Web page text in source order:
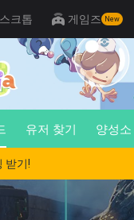
크톱 게임즈 New
유저 찾기 양성소
받기!